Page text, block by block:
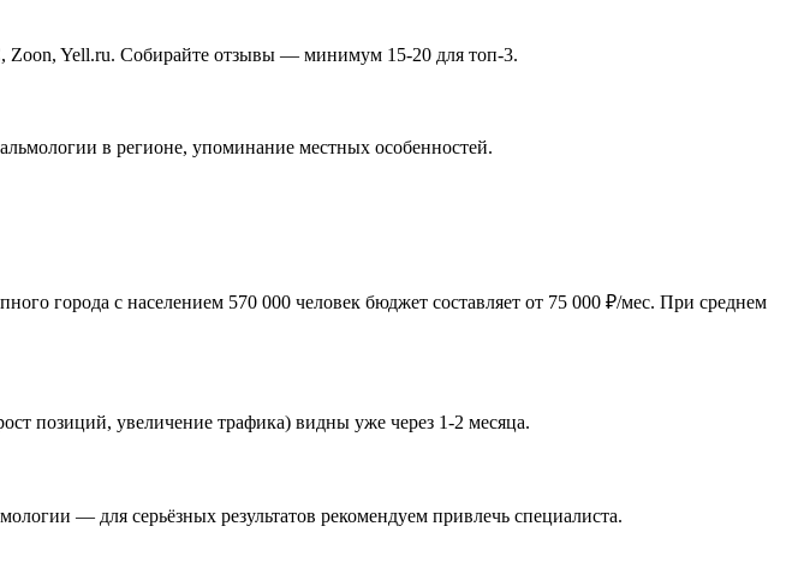
Zoon, Yell.ru. Собирайте отзывы — минимум 15-20 для топ-3.
в регионе, упоминание местных особенностей.
города с населением 570 000 человек бюджет составляет от 75 000 ₽/мес. При среднем
позиций, увеличение трафика) видны уже через 1-2 месяца.
— для серьёзных результатов рекомендуем привлечь специалиста.